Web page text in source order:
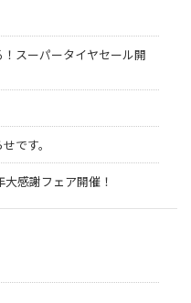
スーパータイヤセール開
です。
感謝フェア開催！